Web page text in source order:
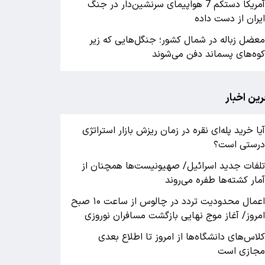
آمریکا دستکم 7 هواپیمای سرنشین‌دار در جنگ
ایران از دست داده
معضل زباله در شمال کشور؛ جنگل‌هایی که زیر
کوه‌های پسماند دفن می‌شوند
اخبار
آیا خرید پله‌ای نقره در زمان ریزش بازار استراتژی
درستی است؟
تلفات جدید اسرائیل/ صهیونیست‌ها همچنان از
آمار کشته‌ها طفره می‌روند
اعمال محدودیت تردد در چالوس از ساعت ۱۰ صبح
امروز/ آغاز موج نهایی بازگشت مسافران نوروزی
کلاس‌های دانشگاه‌ها از امروز تا اطلاع بعدی
مجازی است